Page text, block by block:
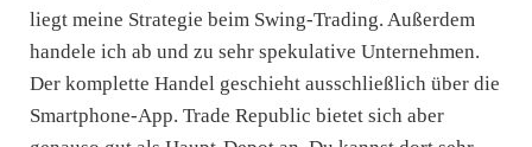
liegt meine Strategie beim Swing-Trading. Außerdem
handele ich ab und zu sehr spekulative Unternehmen.
Der komplette Handel geschieht ausschließlich über die
Smartphone-App. Trade Republic bietet sich aber